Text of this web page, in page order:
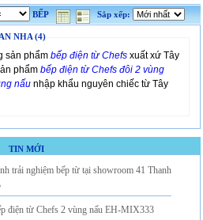
Sắp xếp:
BẾP
NHA (4)
sản phẩm bếp điện từ Chefs xuất xứ Tây
phẩm bếp điện từChefs đôi 2 vùng
nấu nhập khẩu nguyên chiếc từ Tây
TIN MỚI
trải nghiệm bếp từ tại showroom 41 Thanh
điện từ Chefs 2 vùng nấu EH-MIX333